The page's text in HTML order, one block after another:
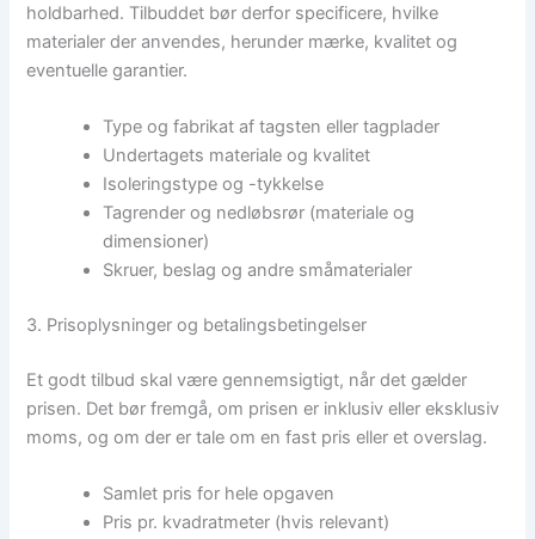
holdbarhed. Tilbuddet bør derfor specificere, hvilke
materialer der anvendes, herunder mærke, kvalitet og
eventuelle garantier.
Type og fabrikat af tagsten eller tagplader
Undertagets materiale og kvalitet
Isoleringstype og -tykkelse
Tagrender og nedløbsrør (materiale og
dimensioner)
Skruer, beslag og andre småmaterialer
3. Prisoplysninger og betalingsbetingelser
Et godt tilbud skal være gennemsigtigt, når det gælder
prisen. Det bør fremgå, om prisen er inklusiv eller eksklusiv
moms, og om der er tale om en fast pris eller et overslag.
Samlet pris for hele opgaven
Pris pr. kvadratmeter (hvis relevant)